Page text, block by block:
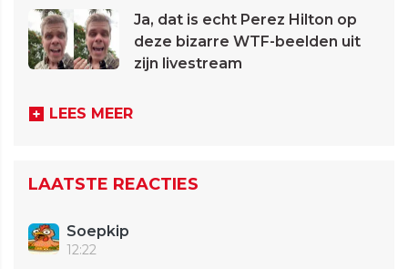
Ja, dat is echt Perez Hilton op
deze bizarre WTF-beelden uit
zijn livestream
LEES MEER
LAATSTE REACTIES
Soepkip
12:22